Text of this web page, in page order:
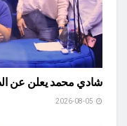
شادي محمد يعلن عن